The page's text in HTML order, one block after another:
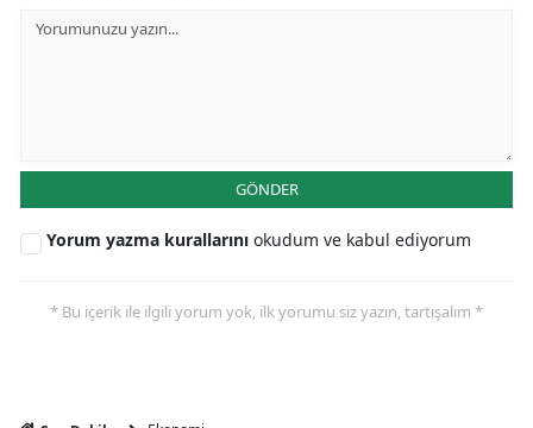
GÖNDER
Yorum yazma kurallarını okudum ve kabul ediyorum
* Bu içerik ile ilgili yorum yok, ilk yorumu siz yazın, tartışalım *